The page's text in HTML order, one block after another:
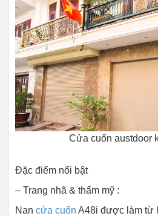
Cửa cuốn austdoor
Đặc điểm nổi bật
– Trang nhã & thẩm mỹ :
Nan cửa cuốn A48i được làm từ